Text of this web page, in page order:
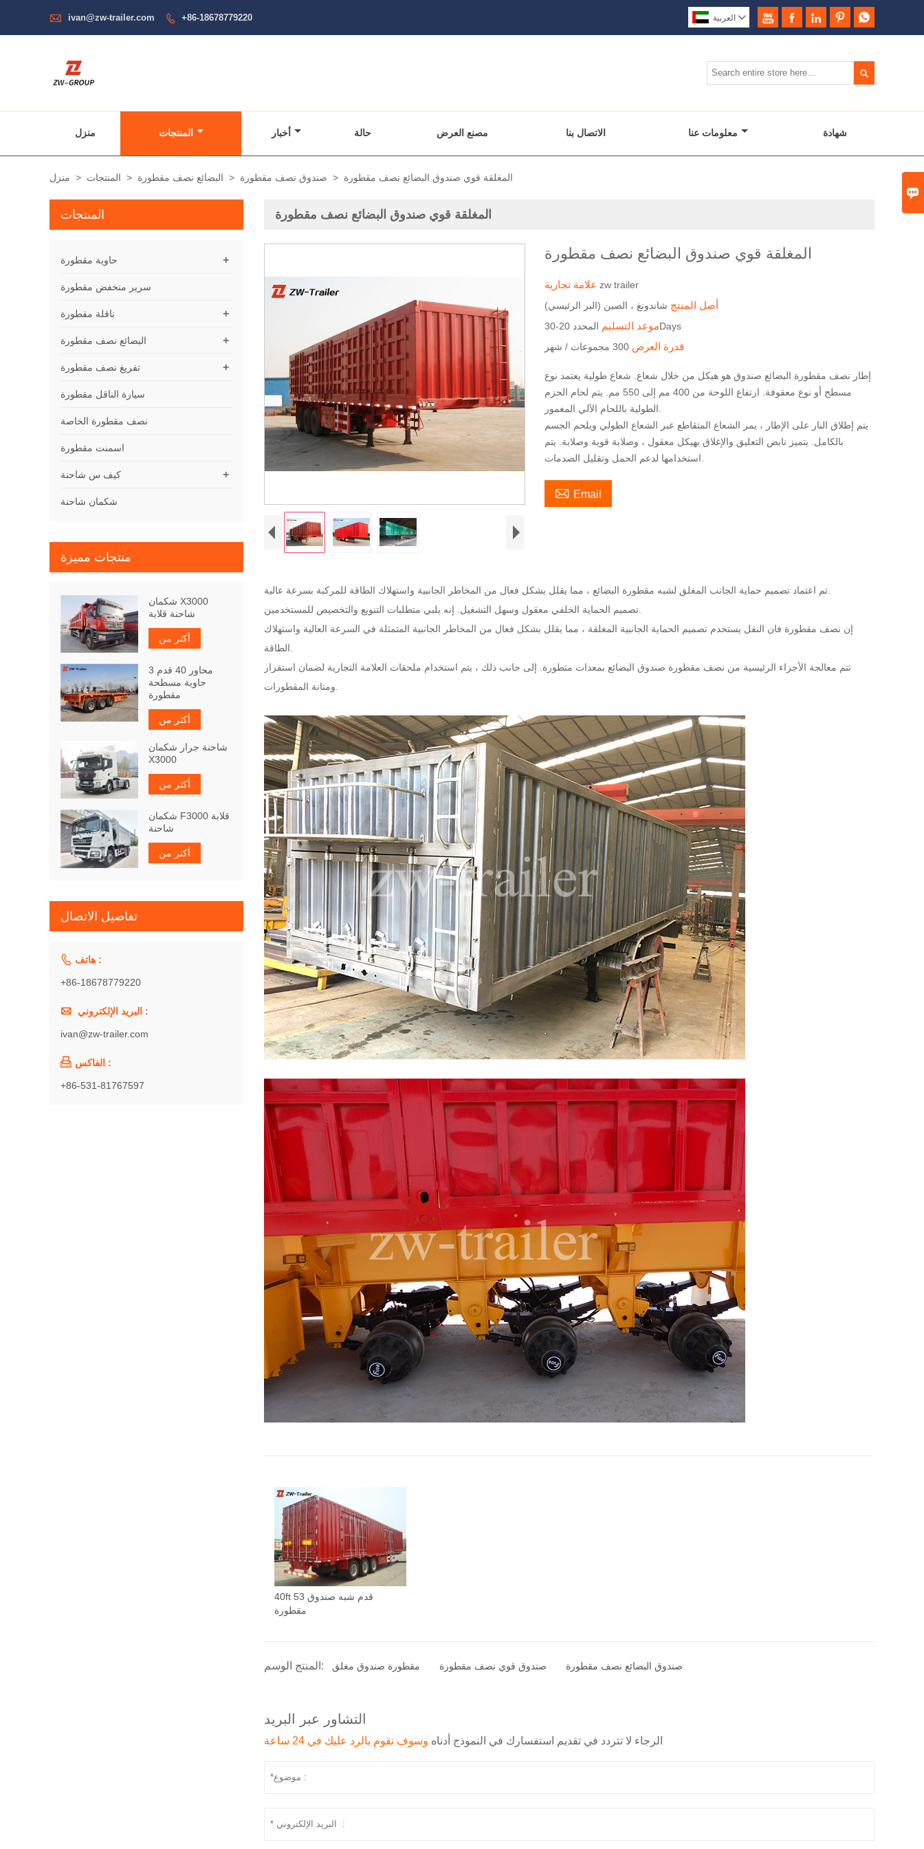

 ivan@zw-trailer.com  +86-18678779220      العربية 

منزل المنتجات أخبار حالة مصنع العرض الاتصال بنا معلومات عنا شهادة
منزل > المنتجات > البضائع نصف مقطورة > صندوق نصف مقطورة > المغلقة قوي صندوق البضائع نصف مقطورة
المغلقة قوي صندوق البضائع نصف مقطورة
المغلقة قوي صندوق البضائع نصف مقطورة
علامة تجاريةzw trailer
أصل المنتج شاندونغ ، الصين (البر الرئيسي)
موعد التسليمالمحدد 20-30Days
قدرة العرض 300 مجموعات / شهر
إطار نصف مقطورة البضائع صندوق هو هيكل من خلال شعاع. شعاع طولية يعتمد نوع
مسطح أو نوع معقوفة. ارتفاع اللوحة من 400 مم إلى 550 مم. يتم لحام الحزم
يتم إطلاق النار على الإطار ، يمر الشعاع المتقاطع عبر الشعاع الطولي ويلحم الجسم
بالكامل. يتميز نابض التعليق والإغلاق بهيكل معقول ، وصلابة قوية وصلابة. يتم
 Email
إن نصف مقطورة فان النقل يستخدم تصميم الحماية الجانبية المغلقة ، مما يقلل بشكل فعال من المخاطر الجانبية المتمثلة في السرعة العالية واستهلاك
تتم معالجة الأجزاء الرئيسية من نصف مقطورة صندوق البضائع بمعدات متطورة. إلى جانب ذلك ، يتم استخدام ملحقات العلامة التجارية لضمان استقرار
40ft 53 قدم شبه صندوق
مقطورة
المنتج الوسم: مقطورة صندوق مغلق صندوق قوي نصف مقطورة صندوق البضائع نصف مقطورة
التشاور عبر البريد
الرجاء لا تتردد في تقديم استفسارك في النموذج أدناه وسوف نقوم بالرد عليك في 24 ساعة
المنتجات
+ حاوية مقطورة
سرير منخفض مقطورة
+ ناقلة مقطورة
+ البضائع نصف مقطورة
+ تفريغ نصف مقطورة
سيارة الناقل مقطورة
نصف مقطورة الخاصة
اسمنت مقطورة
+ كيف س شاحنة
شكمان شاحنة
منتجات مميزة
شكمان X3000
شاحنة قلابة
أكثر من
3 محاور 40 قدم
حاوية مسطحة
مقطورة
أكثر من
شاحنة جرار شكمان
X3000
أكثر من
شكمان F3000 قلابة
شاحنة
أكثر من
تفاصيل الاتصال
 هاتف :
+86-18678779220
 البريد الإلكتروني :
ivan@zw-trailer.com
 الفاكس :
+86-531-81767597